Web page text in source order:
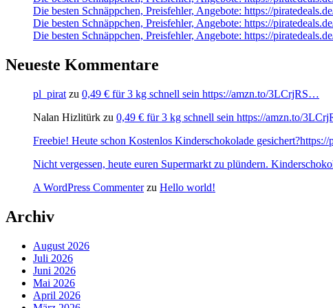
Die besten Schnäppchen, Preisfehler, Angebote: https://
Die besten Schnäppchen, Preisfehler, Angebote: https://
Die besten Schnäppchen, Preisfehler, Angebote: https://
Neueste Kommentare
pl_pirat zu 0,49 € für 3 kg schnell sein https://amzn.to/3LCrjRS…
Nalan Hizlitürk zu 0,49 € für 3 kg schnell sein https://amzn.to/
Freebie! Heute schon Kostenlos Kinderschokolade
Nicht vergessen, heute euren Supermarkt zu plündern.
A WordPress Commenterzu Hello world!
Archiv
August 2026
Juli 2026
Juni 2026
Mai 2026
April 2026